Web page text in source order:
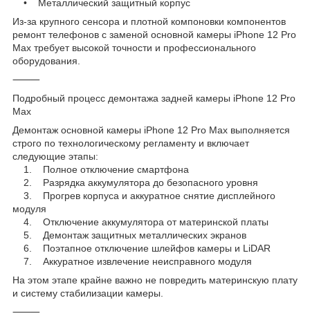
• Металлический защитный корпус
Из-за крупного сенсора и плотной компоновки компонентов
ремонт телефонов с заменой основной камеры iPhone 12 Pro
Max требует высокой точности и профессионального
оборудования.
⸻
Подробный процесс демонтажа задней камеры iPhone 12 Pro
Max
Демонтаж основной камеры iPhone 12 Pro Max выполняется
строго по технологическому регламенту и включает
следующие этапы:
1. Полное отключение смартфона
2. Разрядка аккумулятора до безопасного уровня
3. Прогрев корпуса и аккуратное снятие дисплейного
модуля
4. Отключение аккумулятора от материнской платы
5. Демонтаж защитных металлических экранов
6. Поэтапное отключение шлейфов камеры и LiDAR
7. Аккуратное извлечение неисправного модуля
На этом этапе крайне важно не повредить материнскую плату
и систему стабилизации камеры.
⸻